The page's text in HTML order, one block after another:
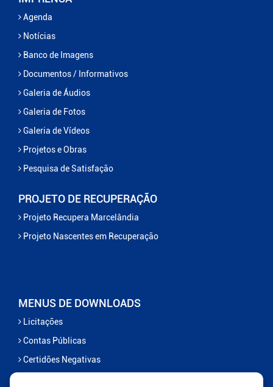
Agenda
Notícias
Banco de Imagens
Documentos / Informativos
Galeria de Áudios
Galeria de Fotos
Galeria de Vídeos
Projetos e Obras
Pesquisa de Satisfação
PROJETO DE RECUPERAÇÃO
Projeto Recupera Marcelândia
Projeto Nascentes em Recuperação
MENUS DE DOWNLOADS
Licitações
Contas Públicas
Certidões Negativas